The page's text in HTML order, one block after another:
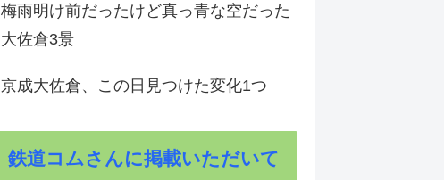
梅雨明け前だったけど真っ青な空だった
大佐倉3景
京成大佐倉、この日見つけた変化1つ
鉄道コムさんに掲載いただいて